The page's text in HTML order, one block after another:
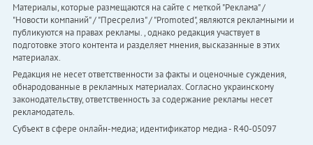
Материалы, которые размещаются на сайте с меткой "Реклама" /
"Новости компаний" / "Пресрелиз" / "Promoted", являются рекламными и
публикуются на правах рекламы. , однако редакция участвует в
подготовке этого контента и разделяет мнения, высказанные в этих
материалах.
Редакция не несет ответственности за факты и оценочные суждения,
обнародованные в рекламных материалах. Согласно украинскому
законодательству, ответственность за содержание рекламы несет
рекламодатель.
Субъект в сфере онлайн-медиа; идентификатор медиа - R40-05097